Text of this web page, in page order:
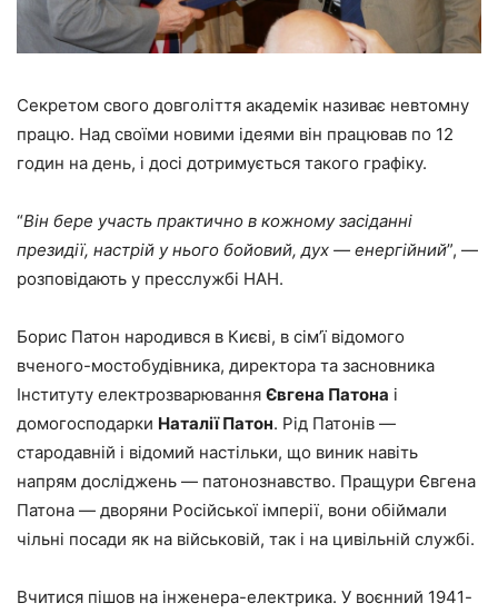
Секретом свого довголіття академік називає невтомну
працю. Над своїми новими ідеями він працював по 12
годин на день, і досі дотримується такого графіку.
“Він бере участь практично в кожному засіданні
президії, настрій у нього бойовий, дух — енергійний”, —
розповідають у пресслужбі НАН.
Борис Патон народився в Києві, в сім’ї відомого
вченого-мостобудівника, директора та засновника
Інституту електрозварювання Євгена Патона і
домогосподарки Наталії Патон. Рід Патонів —
стародавній і відомий настільки, що виник навіть
напрям досліджень — патонознавство. Пращури Євгена
Патона — дворяни Російської імперії, вони обіймали
чільні посади як на військовій, так і на цивільній службі.
Вчитися пішов на інженера-електрика. У воєнний 1941-